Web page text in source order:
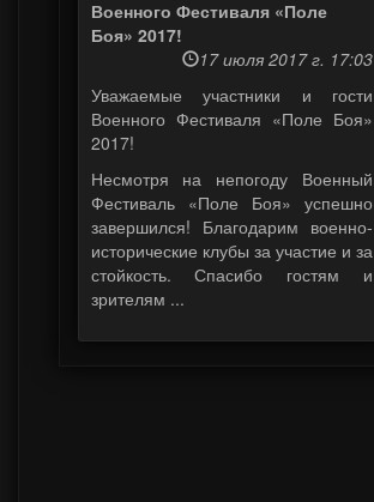
Военного Фестиваля «Поле
Боя» 2017!
17 июля 2017 г. 17:03
Уважаемые участники и гости
Военного Фестиваля «Поле Боя»
2017!
Несмотря на непогоду Военный
Фестиваль «Поле Боя» успешно
завершился! Благодарим военно-
исторические клубы за участие и за
стойкость. Спасибо гостям и
зрителям ...